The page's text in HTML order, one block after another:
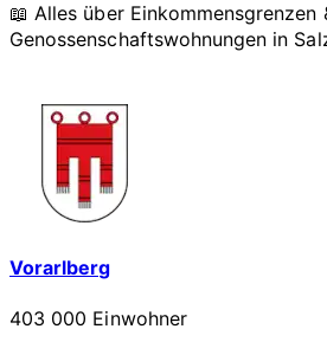
📖 Alles über Einkommensgrenzen
Genossenschaftswohnungen in
Vorarlberg
403 000 Einwohner